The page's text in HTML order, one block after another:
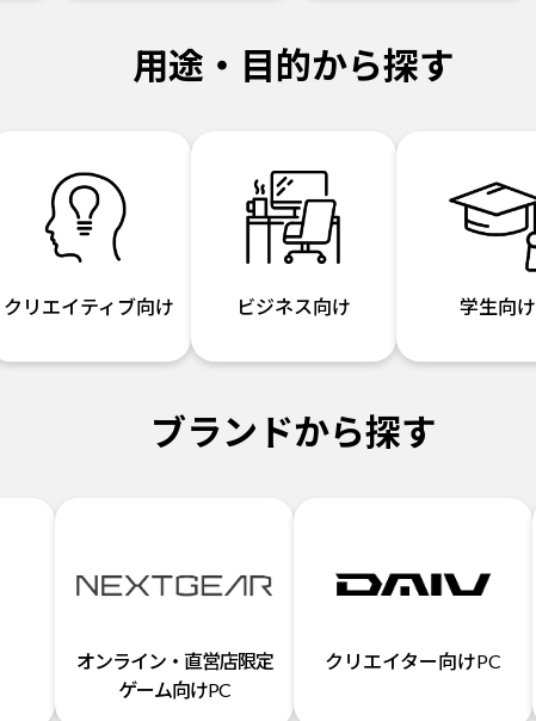
用途・目的から探す
クリエイティブ向け ビジネス向け 学生向け
ブランドから探す
オンライン・直営店限定
ゲーム向けPC
クリエイター向けPC